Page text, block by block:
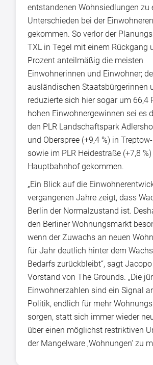
entstandenen Wohnsiedlungen zu
Unterschieden bei der
gekommen. So verlor der
TXL in Tegel mit einem Rückgang
Prozent anteilmäßig die meisten
Einwohnerinnen und Einwohner;
ausländischen Staatsbürgerinnen
reduzierte sich hier sogar um 66,4
hohen Einwohnergewinnen sei es
den PLR Landschaftspark
und Oberspree (+9,4 %) in
sowie im PLR Heidestraße (+7,8
Hauptbahnhof gekommen.
„Ein Blick auf die
vergangenen Jahre zeigt, dass
Berlin der Normalzustand ist.
den Berliner Wohnungsmarkt
wenn der Zuwachs an neuen
für Jahr deutlich hinter dem
Bedarfs zurückbleibt“, sagt
Vorstand von The Grounds. „Die
Einwohnerzahlen sind ein Signal
Politik, endlich für mehr
sorgen, statt sich immer wieder
über einen möglichst restriktiven
der Mangelware ‚Wohnungen‘ zu